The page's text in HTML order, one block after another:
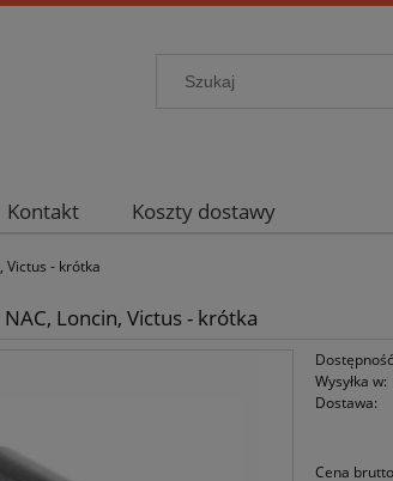
Kontakt Koszty dostawy
Victus - krótka
Loncin, Victus - krótka
Wysyłka w:
Dostawa:
Cena